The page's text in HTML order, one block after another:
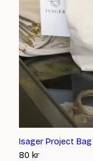
Isager Project Bag
80 kr